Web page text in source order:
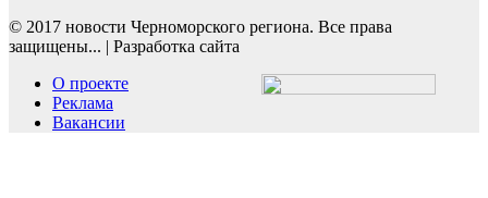
© 2017 новости Черноморского региона. Все права
защищены... | Разработка сайта
О проекте
Реклама
Вакансии